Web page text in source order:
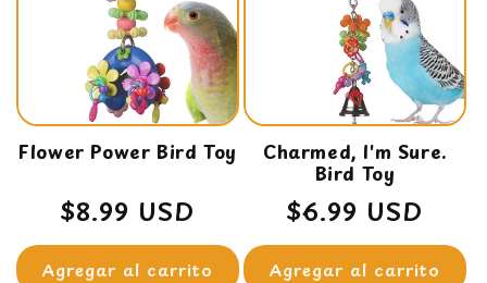
Flower Power Bird Toy
Precio
habitual
$8.99 USD
Agregar al carrito
Charmed, I'm Sure.
Bird Toy
Precio
habitual
$6.99 USD
Agregar al carrito